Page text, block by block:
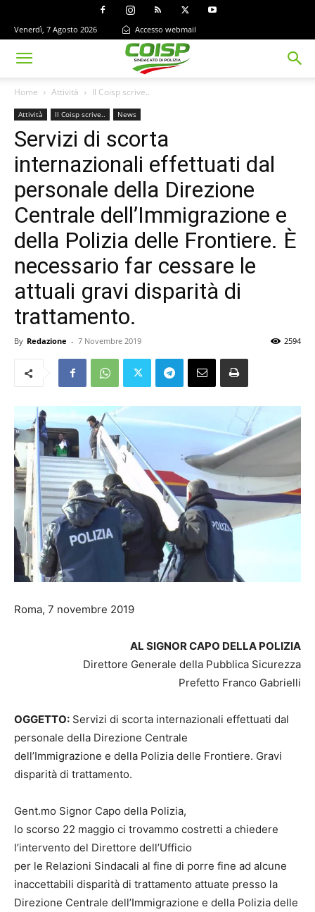
Venerdì, 7 Agosto 2026 Accesso webmail
Home Attività Il Coisp scrive..
Attività Il Coisp scrive.. News
Servizi di scorta
internazionali effettuati dal
personale della Direzione
Centrale dell’Immigrazione e
della Polizia delle Frontiere. È
necessario far cessare le
attuali gravi disparità di
trattamento.
By Redazione - 7 Novembre 2019 2594
Roma, 7 novembre 2019
AL SIGNOR CAPO DELLA POLIZIA
Direttore Generale della Pubblica Sicurezza
Prefetto Franco Gabrielli
OGGETTO: Servizi di scorta internazionali effettuati dal
personale della Direzione Centrale
dell’Immigrazione e della Polizia delle Frontiere. Gravi
disparità di trattamento.
Gent.mo Signor Capo della Polizia,
lo scorso 22 maggio ci trovammo costretti a chiedere
l’intervento del Direttore dell’Ufficio
per le Relazioni Sindacali al fine di porre fine ad alcune
inaccettabili disparità di trattamento attuate presso la
Direzione Centrale dell’Immigrazione e della Polizia delle